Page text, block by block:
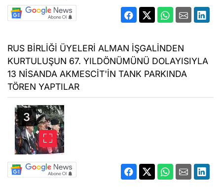
RUS BİRLİĞİ ÜYELERİ ALMAN İŞGALİNDEN
KURTULUŞUN 67. YILDÖNÜMÜNÜ DOLAYISIYLA
13 NİSANDA AKMESCİT'İN TANK PARKINDA
TÖREN YAPTILAR